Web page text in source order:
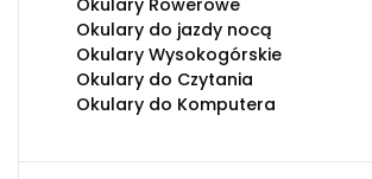
Okulary do jazdy nocą
Okulary Wysokogórskie
Okulary do Czytania
Okulary do Komputera